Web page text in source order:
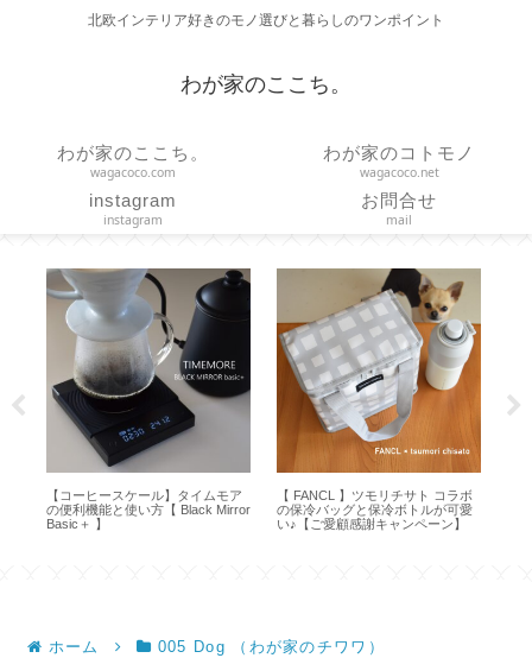
北欧インテリア好きのモノ選びと暮らしのワンポイント
わが家のここち。
わが家のここち。
wagacoco.com
わが家のコトモノ
wagacoco.net
instagram
instagram
お問合せ
mail
【コーヒースケール】タイムモア
の便利機能と使い方【 Black Mirror
Basic＋ 】
【 FANCL 】ツモリチサト コラボ
の保冷バッグと保冷ボトルが可愛
い♪【ご愛顧感謝キャンペーン】
ホーム 005 Dog （わが家のチワワ）